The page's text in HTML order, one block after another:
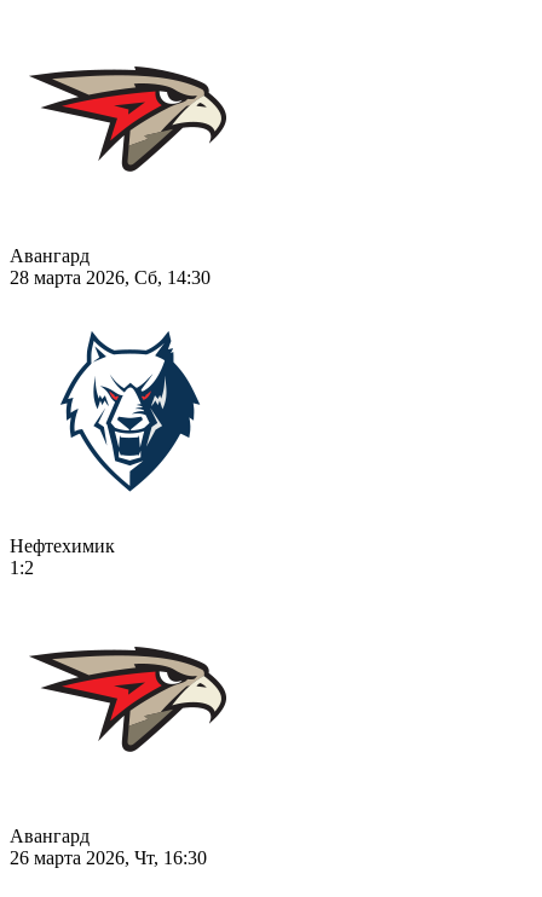
Авангард
28 марта 2026, Сб, 14:30
Нефтехимик
1:2
Авангард
26 марта 2026, Чт, 16:30